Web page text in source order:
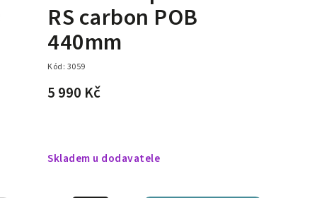
RS carbon POB
440mm
Kód: 3059
5 990 Kč
Skladem u dodavatele